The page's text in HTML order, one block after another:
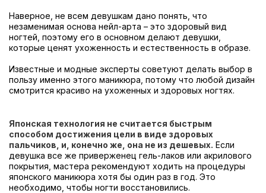
Наверное, не всем девушкам дано понять, что
незаменимая основа нейл-арта – это здоровый вид
ногтей, поэтому его в основном делают девушки,
которые ценят ухоженность и естественность в образе.
Известные и модные эксперты советуют делать выбор в
пользу именно этого маникюра, потому что любой дизайн
смотрится красиво на ухоженных и здоровых ногтях.
Японская технология не считается быстрым
способом достижения цели в виде здоровых
пальчиков, и, конечно же, она не из дешевых. Если
девушка все же приверженец гель-лаков или акрилового
покрытия, мастера рекомендуют ходить на процедуры
японского маникюра хотя бы один раз в год. Это
необходимо, чтобы ногти восстановились.